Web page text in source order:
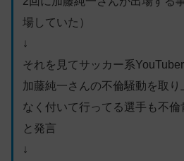
場していた）
↓
それを見てサッカー系
加藤純一さんの不倫騒動を取
なく付いて行ってる選手も不倫
と発言
↓